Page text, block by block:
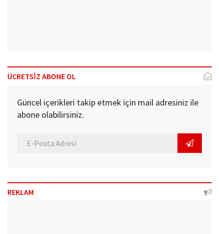
ÜCRETSİZ ABONE OL
Güncel içerikleri takip etmek için mail adresiniz ile
abone olabilirsiniz.
REKLAM